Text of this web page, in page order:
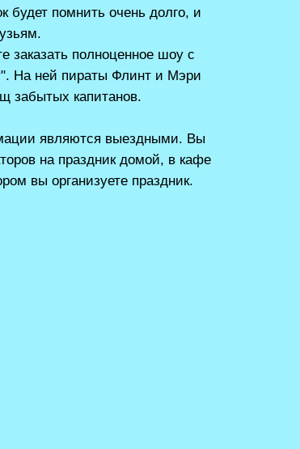
будет помнить очень долго, и
заказать полноценное шоу с
На ней пираты Флинт и Мэри
забытых капитанов.
являются выездными. Вы
на праздник домой, в кафе
вы организуете праздник.